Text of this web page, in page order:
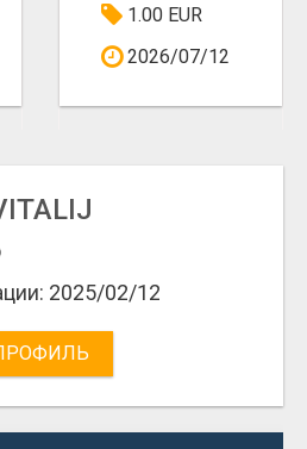
1.00 EUR
2026/07/12
2025/02/12